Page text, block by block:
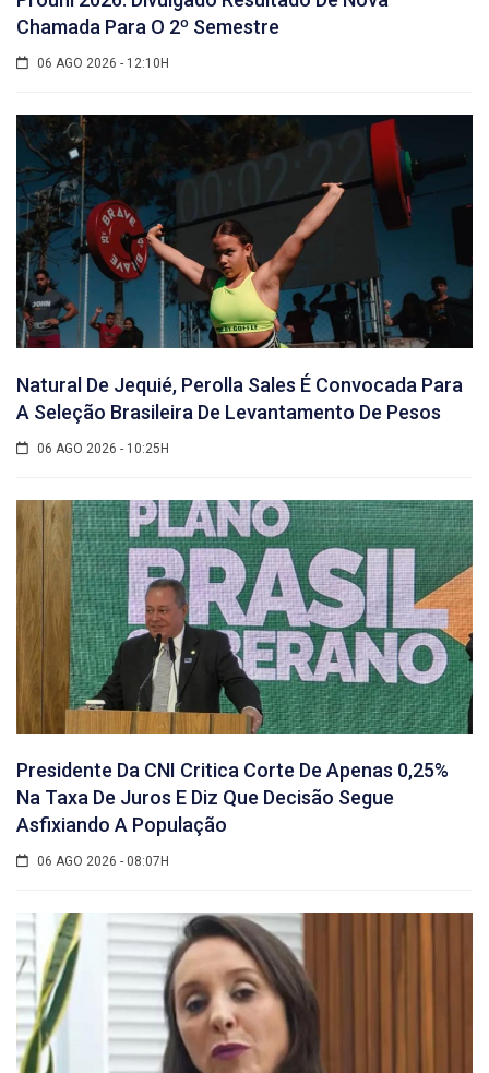
Chamada Para O 2º Semestre
06 AGO 2026 - 12:10H
Natural De Jequié, Perolla Sales É Convocada Para
A Seleção Brasileira De Levantamento De Pesos
06 AGO 2026 - 10:25H
Presidente Da CNI Critica Corte De Apenas 0,25%
Na Taxa De Juros E Diz Que Decisão Segue
Asfixiando A População
06 AGO 2026 - 08:07H